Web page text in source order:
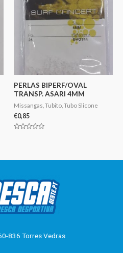
PERLAS BIPERF/OVAL
TRANSP. ASARI 4MM
Missangas, Tubito, Tubo Slicone
€0,85
836 Torres Vedras